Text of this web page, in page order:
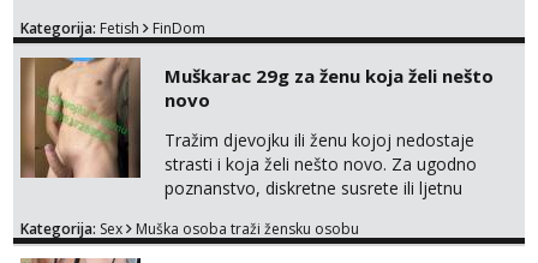
Domina preuzima potpunu kontrolu nad
isključivo ozbiljni, solventni i poslušni subovi
koji žude za strogim zapovijedima, sissy
transformacijom (rublje, elegancija) i
potpunim psihološkim treni...
Kategorija: Fetish FinDom
Muškarac 29g za ženu koja želi nešto
novo
Tražim djevojku ili ženu kojoj nedostaje
strasti i koja želi nešto novo. Za ugodno
poznanstvo, diskretne susrete ili ljetnu
uredan. Slobodna ili zauzeta, dobrodošla. Prvi
Kategorija: Sex Muška osoba traži žensku osobu